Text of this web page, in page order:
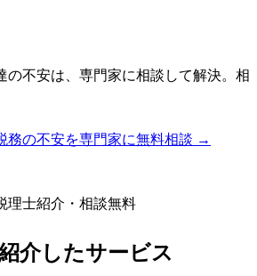
の不安は、専門家に相談して解決。相
務の不安を専門家に無料相談 →
理士紹介・相談無料
介したサービス